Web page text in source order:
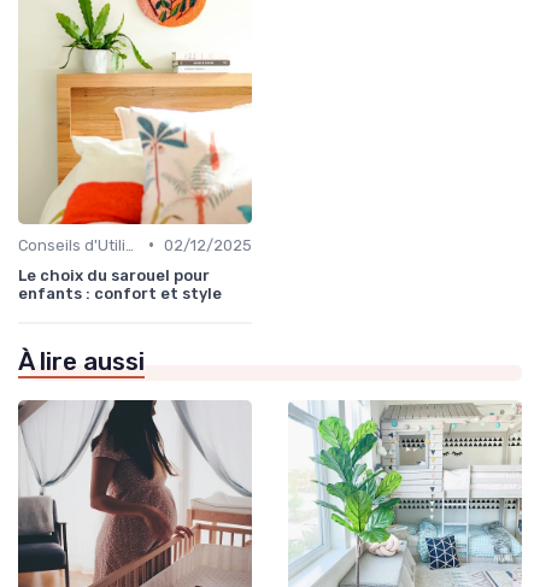
• 02/12/2025
Le choix du sarouel pour
enfants : confort et style
À lire aussi